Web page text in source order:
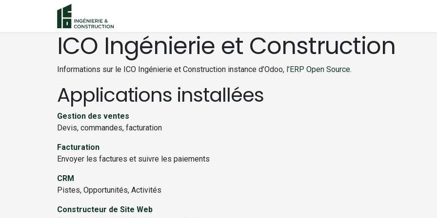
Se rendre au contenu
ICO Ingénierie et Construction
Informations sur le ICO Ingénierie et Construction instance d’Odoo, l’ERP Open Source.
Applications installées
Gestion des ventes
Devis, commandes, facturation
Facturation
Envoyer les factures et suivre les paiements
CRM
Pistes, Opportunités, Activités
Constructeur de Site Web